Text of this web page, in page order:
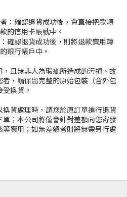
：確認退貨成功後，會直接把款項
的信用卡帳號中。
確認退貨成功後，則將退款費用轉
銀行帳戶中。
且無非人為瑕疵所造成的污損、故
者，請保留完整的原始包裝（含外包
換貨。
換貨處理時，請您於原訂單進行退貨
；本公司將僅會針對差額向您寄發
費用；如無差額者則將無需另行處